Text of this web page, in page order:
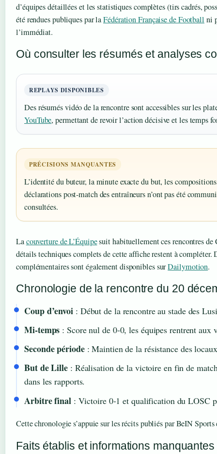
d’équipes détaillées et les statistiques complètes (tirs cadrés,
été rendues publiques par laFédération Française de Football ni
l’immédiat.
Où consulter les résumés et analyses
REPLAYS DISPONIBLES
Des résumés vidéo de la rencontre sont accessibles sur les
YouTube, permettant de revoir l’action décisive et les temps
PRÉCISIONS MANQUANTES
L’identité du buteur, la minute exacte du but, les
déclarations post-match des entraîneurs n’ont pas été
consultées.
Lacouverture de L’Équipesuit habituellement ces rencontres de
détails techniques complets de cette affiche restent à compléter.
complémentaires sont également disponibles surDailymotion.
Chronologie de la rencontre du 20
Coup d’envoi : Début de la rencontre au stade des
Mi-temps : Score nul de 0-0, les équipes rentrent
Seconde période: Maintien de la résistance des
But de Lille : Réalisation de la victoire en fin de
dans les rapports.
Arbitre final : Victoire 0-1 et qualification du LOSC
Cette chronologie s’appuie sur les récits publiés par BeIN
Faits établis et informations manquantes